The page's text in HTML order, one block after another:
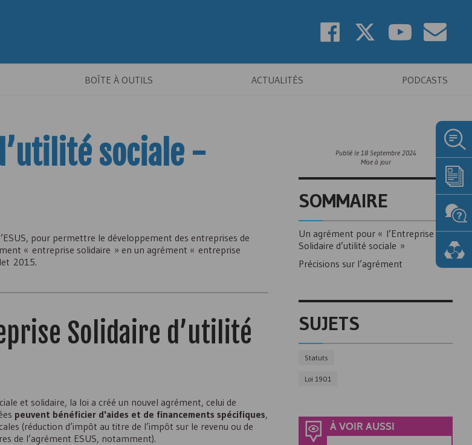
BOÎTE À OUTILS ACTUALITÉS PODCASTS
sociale -
pour permettre le développement des entreprises de
« entreprise solidaire » en un agrément « entreprise
2015.
Solidaire d’utilité
et solidaire, la loi a créé un nouvel agrément, celui de
peuvent bénéficier d'aides et de financements spécifiques,
(réduction d’impôt au titre de l’impôt sur le revenu ou de
de l’agrément ESUS, notamment).
Publié le 18 Septembre 2024
Mise à jour
SOMMAIRE
Un agrément pour « l’Entreprise
Solidaire d’utilité sociale »
Précisions sur l’agrément
SUJETS
Statuts
Loi 1901
À VOIR AUSSI